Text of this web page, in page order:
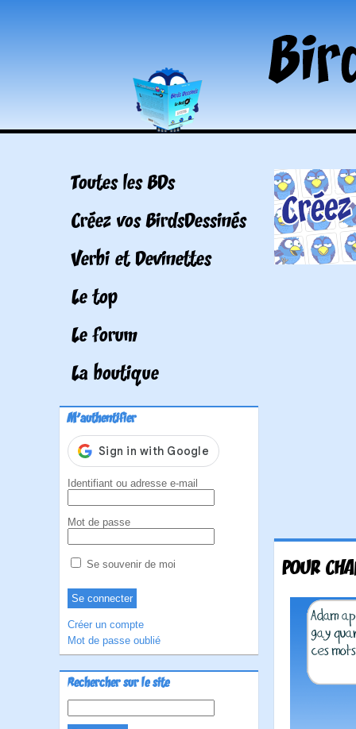
Toutes les BDs
Créez vos BirdsDessinés
Verbi et Devinettes
Le top
Le forum
La boutique
M'authentifier
Identifiant ou adresse e-mail
Mot de passe
Se souvenir de moi
Créer un compte
Mot de passe oublié
Rechercher sur le site
POUR